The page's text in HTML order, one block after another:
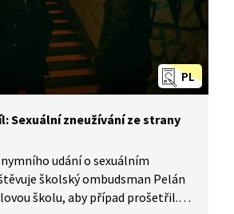
PL
Sexuální zneužívání ze strany
udání o sexuálním
školský ombudsman Pelán
školu, aby případ prošetřil.